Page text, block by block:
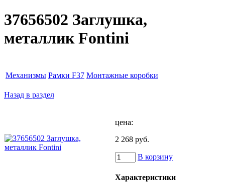
37656502 Заглушка,
металлик Fontini
Механизмы Рамки F37 Монтажные коробки
Назад в раздел
цена:
2 268 руб.
В корзину
Характеристики